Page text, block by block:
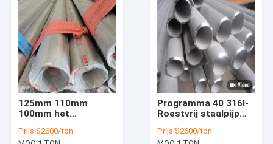
Producten
Video's
Over ons
Fabriekstocht
125mm 110mm
100mm het
Vierkant
Prijs:$2600/ton
Programma 40 316l-
Roestvrij staalpijp
Warmgewalste het
Prijs:$2600/ton